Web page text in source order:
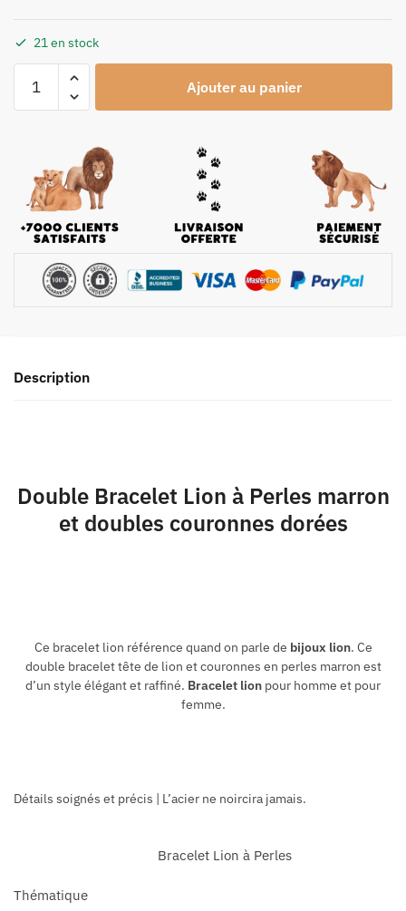
21 en stock
Ajouter au panier
Description
Double Bracelet Lion à Perles marron
et doubles couronnes dorées
Ce bracelet lion référence quand on parle de bijoux lion. Ce
double bracelet tête de lion et couronnes en perles marron est
d’un style élégant et raffiné. Bracelet lion pour homme et pour
femme.
Détails soignés et précis | L’acier ne noircira jamais.
Thématique
Bracelet Lion à Perles